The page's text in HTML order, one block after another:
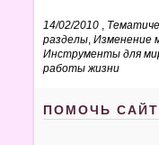
14/02/2010
разделы ,Изменение
Инструменты для
работы жизни
ПОМОЧЬ